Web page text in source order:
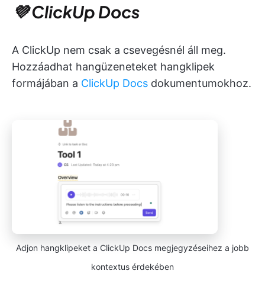
💜 ClickUp Docs
A ClickUp nem csak a csevegésnél áll meg.
Hozzáadhat hangüzeneteket hangklipek
formájában a ClickUp Docs dokumentumokhoz.
Adjon hangklipeket a ClickUp Docs megjegyzéseihez a jobb
kontextus érdekében